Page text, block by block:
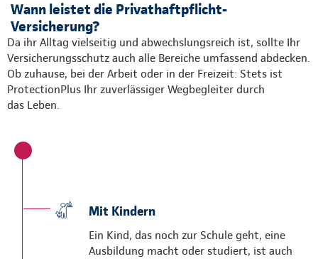
Wann leistet die Privathaftpflicht-
Versicherung?
Da ihr Alltag vielseitig und abwechslungsreich ist, sollte Ihr
Versicherungsschutz auch alle Bereiche umfassend abdecken.
Ob zuhause, bei der Arbeit oder in der Freizeit: Stets ist
ProtectionPlus Ihr zuverlässiger Wegbegleiter durch
das Leben.
Mit Kindern
Ein Kind, das noch zur Schule geht, eine
Ausbildung macht oder studiert, ist auch